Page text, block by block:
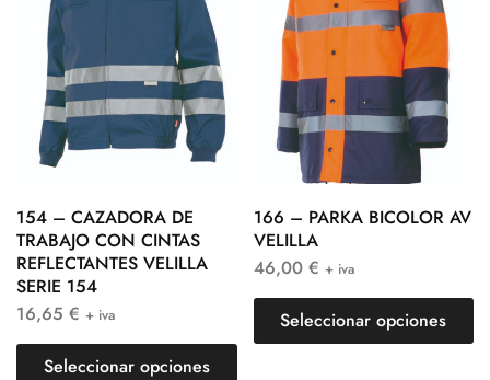
154 – CAZADORA DE
TRABAJO CON CINTAS
REFLECTANTES VELILLA
SERIE 154
16,65 € + iva
Seleccionar opciones
166 – PARKA BICOLOR AV
VELILLA
46,00 € + iva
Seleccionar opciones